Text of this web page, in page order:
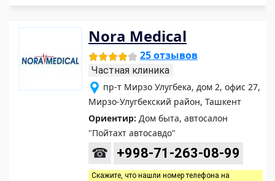
Nora Medical
25 отзывов
Частная клиника
пр-т Мирзо Улугбека, дом 2, офис 27,
Мирзо-Улугбекский район, Ташкент
Ориентир: Дом быта, автосалон
"Пойтахт автосавдо"
☎ +998-71-263-08-99
Скажите, что нашли номер телефона на